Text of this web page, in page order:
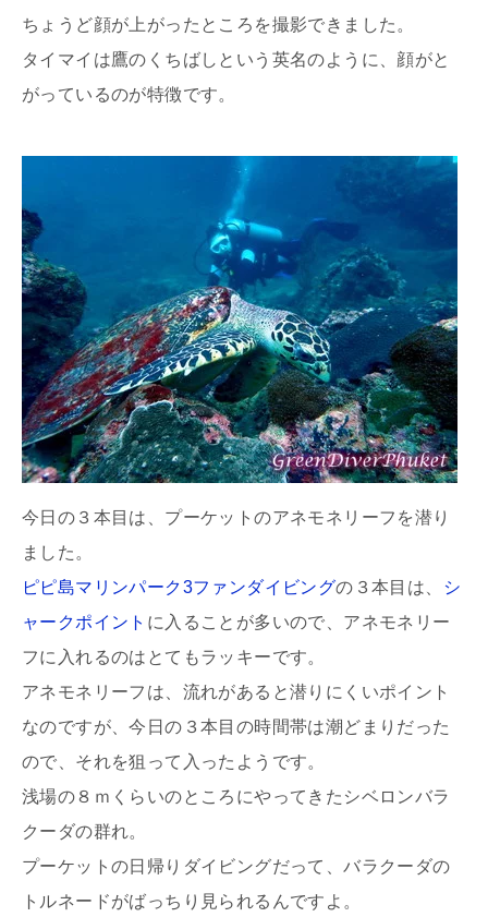
ちょうど顔が上がったところを撮影できました。
タイマイは鷹のくちばしという英名のように、顔がと
がっているのが特徴です。
今日の３本目は、プーケットのアネモネリーフを潜り
ました。
ピピ島マリンパーク3ファンダイビングの３本目は、
シ
ャークポイント に入ることが多いので、アネモネリー
フに入れるのはとてもラッキーです。
アネモネリーフは、流れがあると潜りにくいポイント
なのですが、今日の３本目の時間帯は潮どまりだった
ので、それを狙って入ったようです。
浅場の８ｍくらいのところにやってきたシベロンバラ
クーダの群れ。
プーケットの日帰りダイビングだって、バラクーダの
トルネードがばっちり見られるんですよ。